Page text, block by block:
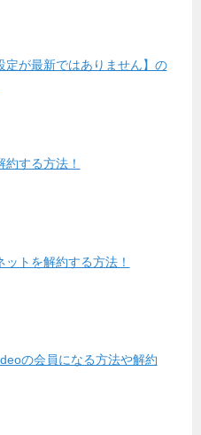
定が最新ではありません】の
する方法！
トを解約する方法！
の会員になる方法や解約